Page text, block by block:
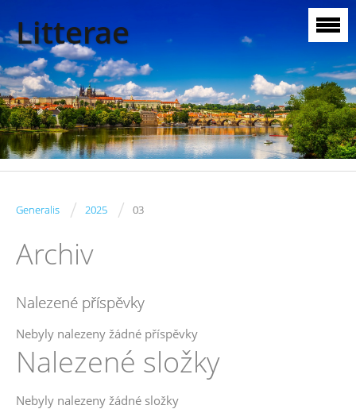
Litterae
Generalis / 2025 / 03
Archiv
Nalezené příspěvky
Nebyly nalezeny žádné příspěvky
Nalezené složky
Nebyly nalezeny žádné složky